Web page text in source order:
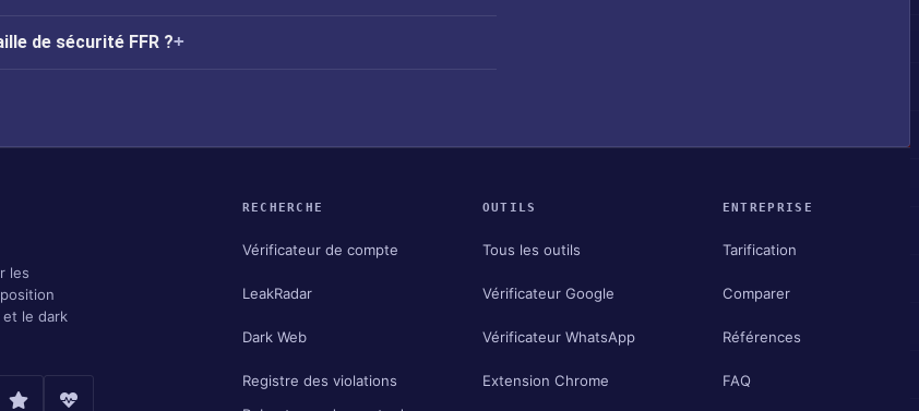
de sécurité FFR ?
les
le dark
RECHERCHE
Vérificateur de compte
LeakRadar
Dark Web
Registre des violations
OUTILS
Tous les outils
Vérificateur Google
Vérificateur WhatsApp
Extension Chrome
ENTREPRISE
Tarification
Comparer
Références
FAQ